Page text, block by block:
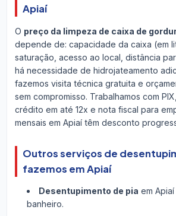
Apiaí
O preço da limpeza de caixa de
depende de: capacidade da caixa (em
saturação, acesso ao local, distância
há necessidade de hidrojateamento
fazemos visita técnica gratuita e
sem compromisso. Trabalhamos com
crédito em até 12x e nota fiscal para
mensais em Apiaí têm desconto
Outros serviços de
fazemos em Apiaí
Desentupimento de pia em
banheiro.